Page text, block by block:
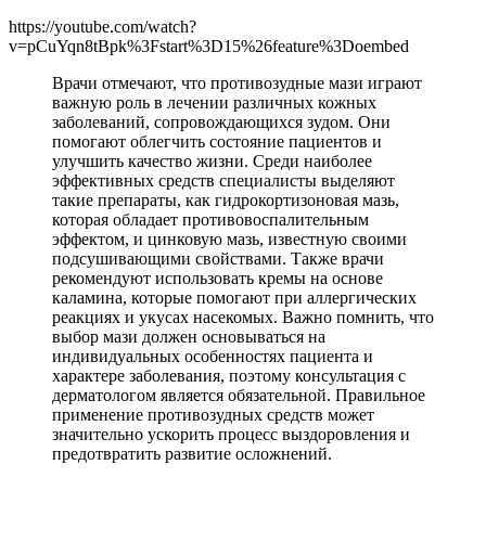
https://youtube.com/watch?
v=pCuYqn8tBpk%3Fstart%3D15%26feature%3Doembed
Врачи отмечают, что противозудные мази играют
важную роль в лечении различных кожных
заболеваний, сопровождающихся зудом. Они
помогают облегчить состояние пациентов и
улучшить качество жизни. Среди наиболее
эффективных средств специалисты выделяют
такие препараты, как гидрокортизоновая мазь,
которая обладает противовоспалительным
эффектом, и цинковую мазь, известную своими
подсушивающими свойствами. Также врачи
рекомендуют использовать кремы на основе
каламина, которые помогают при аллергических
реакциях и укусах насекомых. Важно помнить, что
выбор мази должен основываться на
индивидуальных особенностях пациента и
характере заболевания, поэтому консультация с
дерматологом является обязательной. Правильное
применение противозудных средств может
значительно ускорить процесс выздоровления и
предотвратить развитие осложнений.